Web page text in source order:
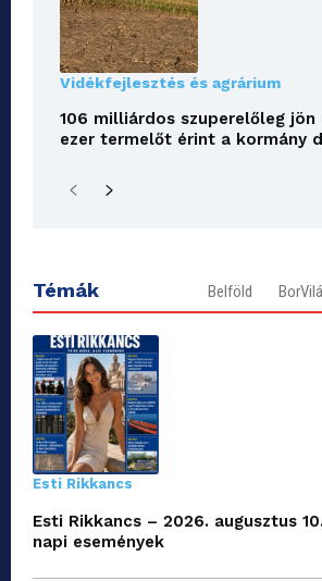
Vidékfejlesztés és agrárium
106 milliárdos szuperelőleg jön
ezer termelőt érint a kormány
Témák Belföld
Esti Rikkancs
Esti Rikkancs – 2026. augusztus
napi események